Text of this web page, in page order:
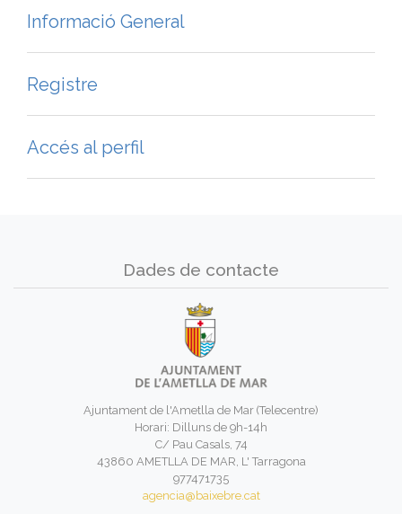
Informació General
Registre
Accés al perfil
Dades de contacte
Ajuntament de l'Ametlla de Mar (Telecentre)
Horari: Dilluns de 9h-14h
C/ Pau Casals, 74
43860 AMETLLA DE MAR, L' Tarragona
977471735
agencia@baixebre.cat